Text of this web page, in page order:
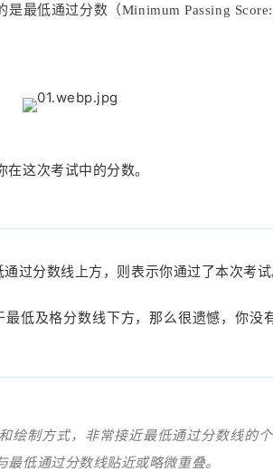
是最低通过分数（Minimum Passing Score:
这次考试中的分数。
通过分数线上方，则表示你通过了本次考
最低及格分数线下方，那么很遗憾，你没
绘制方式，非常接近最低通过分数线的个
最低通过分数线贴近或略微重叠。